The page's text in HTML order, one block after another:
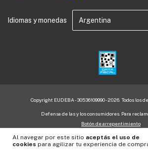
Al navegar por este sitio aceptás el uso de
cookies para agilizar tu experiencia de
Idiomas y monedas
Copyright EUDEBA - 30536109990 - 2026. Todos los
Defensa de las y los consumidores. Para
Botón de arrepentimiento